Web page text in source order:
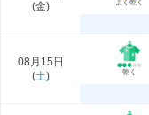
(金) よく乾く
08月15日
(土) 乾く